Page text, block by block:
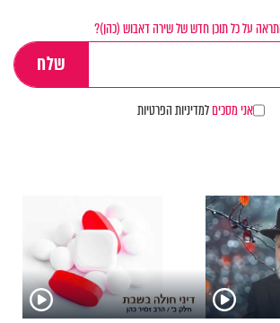
על כל תוכן חדש של שירה דאבוש (כהן)?
אני מסכיםלמדיניות הפרטיות